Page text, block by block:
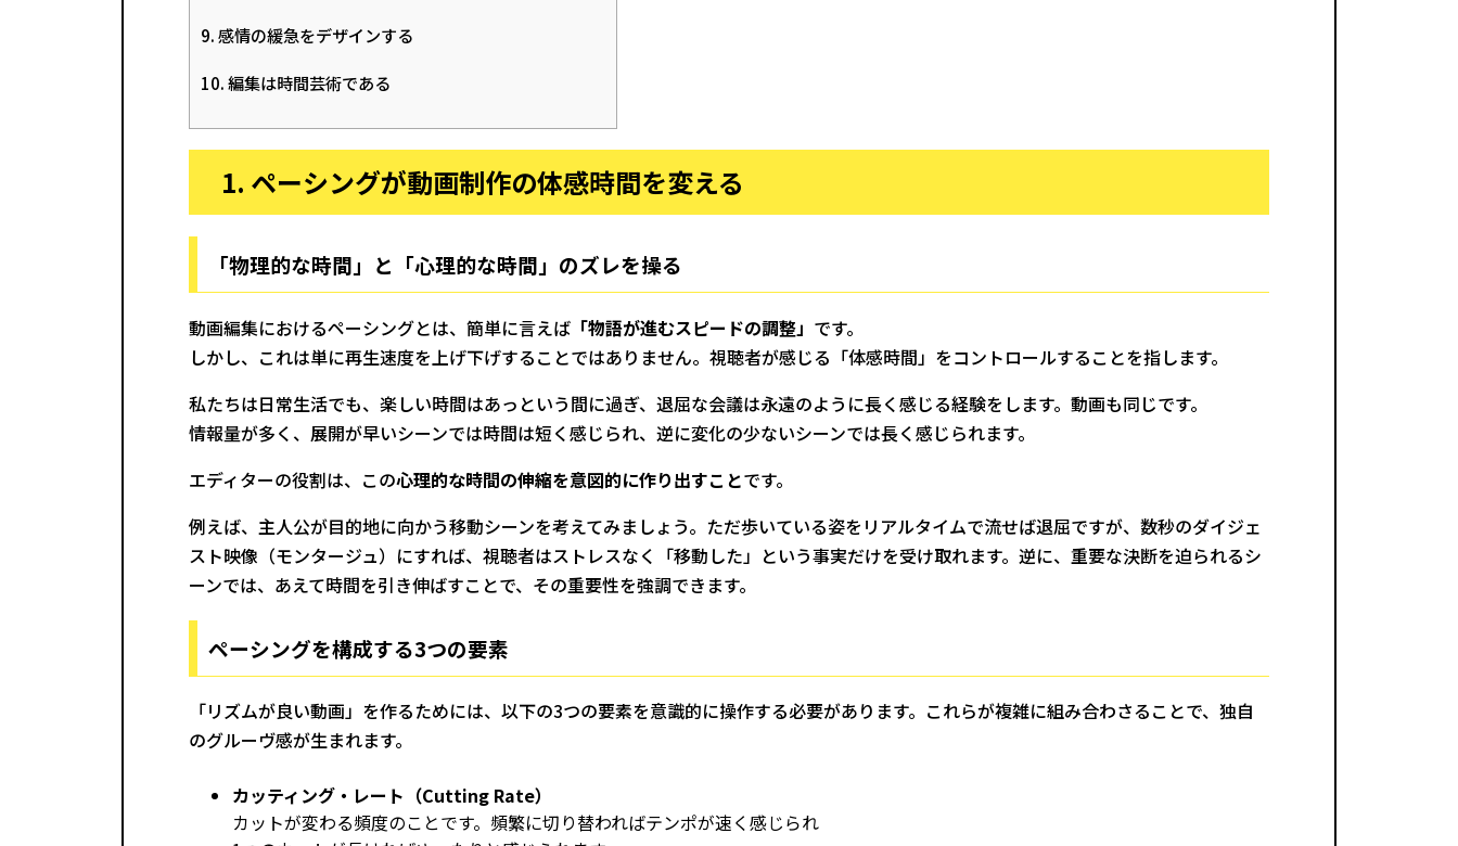
9. 感情の緩急をデザインする
10. 編集は時間芸術である
1. ペーシングが動画制作の体感時間を変える
「物理的な時間」と「心理的な時間」のズレを操る
動画編集におけるペーシングとは、簡単に言えば 「物語が進むスピードの調整」 です。
しかし、これは単に再生速度を上げ下げすることではありません。視聴者が感じる「体感時間」をコントロールすることを指します。
私たちは日常生活でも、楽しい時間はあっという間に過ぎ、退屈な会議は永遠のように長く感じる経験をします。動画も同じです。
情報量が多く、展開が早いシーンでは時間は短く感じられ、逆に変化の少ないシーンでは長く感じられます。
エディターの役割は、この心理的な時間の伸縮を意図的に作り出すことです。
例えば、主人公が目的地に向かう移動シーンを考えてみましょう。ただ歩いている姿をリアルタイムで流せば退屈ですが、数秒のダイジェ
スト映像（モンタージュ）にすれば、視聴者はストレスなく「移動した」という事実だけを受け取れます。逆に、重要な決断を迫られるシ
ーンでは、あえて時間を引き伸ばすことで、その重要性を強調できます。
ペーシングを構成する3つの要素
「リズムが良い動画」を作るためには、以下の3つの要素を意識的に操作する必要があります。これらが複雑に組み合わさることで、独自
のグルーヴ感が生まれます。
カッティング・レート（Cutting Rate）
カットが変わる頻度のことです。頻繁に切り替わればテンポが速く感じられ